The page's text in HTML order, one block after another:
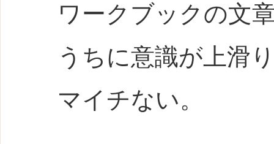
ワークブックの文
うちに意識が上滑
マイチない。